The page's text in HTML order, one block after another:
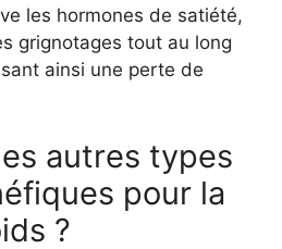
les hormones de satiété,
grignotages tout au long
ainsi une perte de
autres types
pour la
?